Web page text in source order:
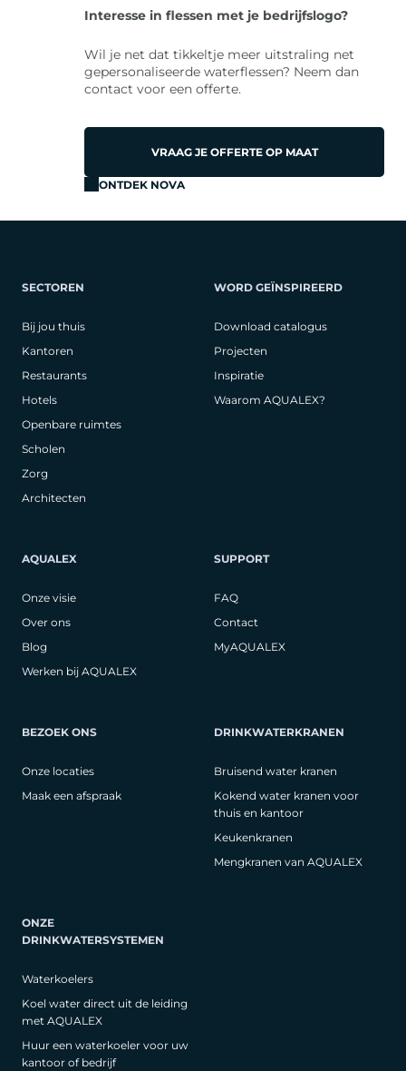
Interesse in flessen met je bedrijfslogo?
Wil je net dat tikkeltje meer uitstraling net
gepersonaliseerde waterflessen? Neem dan
contact voor een offerte.
VRAAG JE OFFERTE OP MAAT
ONTDEK NOVA
SECTOREN
Bij jou thuis
Kantoren
Restaurants
Hotels
Openbare ruimtes
Scholen
Zorg
Architecten
WORD GEÏNSPIREERD
Download catalogus
Projecten
Inspiratie
Waarom AQUALEX?
AQUALEX
Onze visie
Over ons
Blog
Werken bij AQUALEX
SUPPORT
FAQ
Contact
MyAQUALEX
BEZOEK ONS
Onze locaties
Maak een afspraak
DRINKWATERKRANEN
Bruisend water kranen
Kokend water kranen voor
thuis en kantoor
Keukenkranen
Mengkranen van AQUALEX
ONZE
DRINKWATERSYSTEMEN
Waterkoelers
Koel water direct uit de leiding
met AQUALEX
Huur een waterkoeler voor uw
kantoor of bedrijf